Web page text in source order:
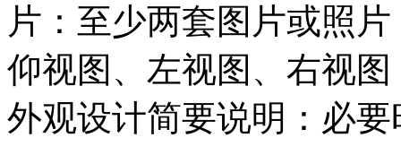
片：至少两套图片或照
仰视图、左视图、右视
外观设计简要说明：必